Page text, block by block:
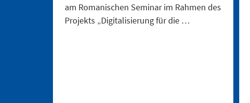
am Romanischen Seminar im Rahmen des
Projekts „Digitalisierung für die …